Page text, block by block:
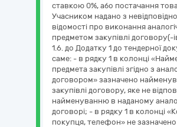
ставкою 0%, або постачання
Учасником надано з
відомості про виконання
предметом закупівлі договору(-
1.6. до Додатку 1 до тендерної
саме: - в рядку 1 в колонці
предмета закупівлі згідно з
договором» зазначено
закупівлі договору, яке не
найменуванню в наданому
договорі; - в рядку 1 в колонці
покупця, телефон» не